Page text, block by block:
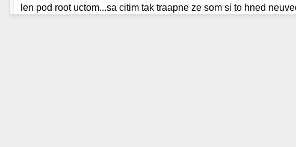
len pod root uctom...sa citim tak traapne ze som si to hned